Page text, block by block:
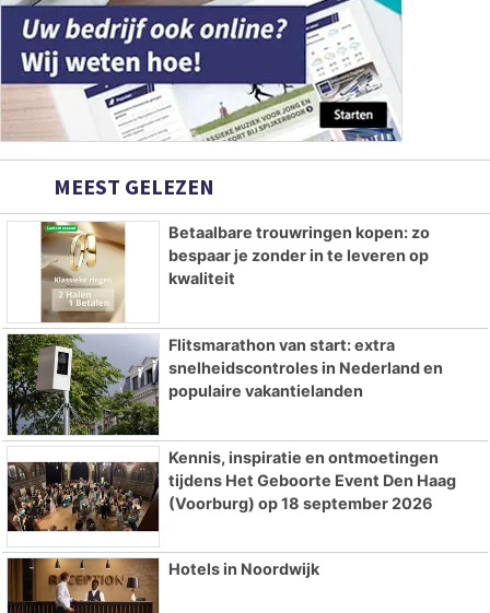
MEEST GELEZEN
Betaalbare trouwringen kopen: zo
bespaar je zonder in te leveren op
kwaliteit
Flitsmarathon van start: extra
snelheidscontroles in Nederland en
populaire vakantielanden
Kennis, inspiratie en ontmoetingen
tijdens Het Geboorte Event Den Haag
(Voorburg) op 18 september 2026
Hotels in Noordwijk